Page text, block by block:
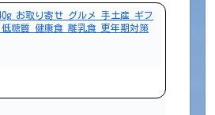
お取り寄せ グルメ 手土産 ギフ
糖質 健康食 離乳食 更年期対策